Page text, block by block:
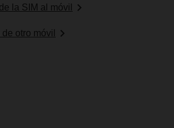
la SIM al móvil
otro móvil